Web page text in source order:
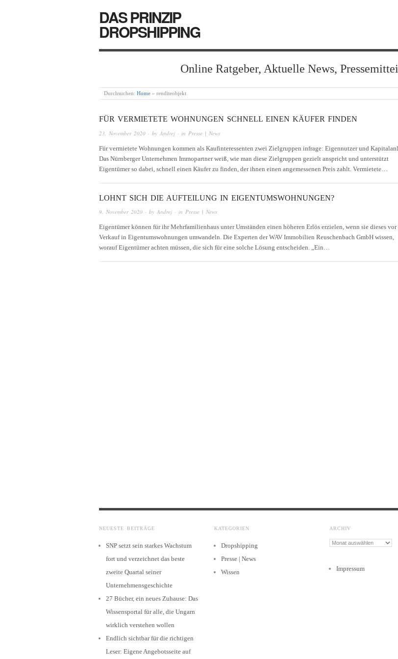
DAS PRINZIP
DROPSHIPPING
Online Ratgeber, Aktuelle News,
Durchsuchen: Home » renditeobjekt
FÜR VERMIETETE WOHNUNGEN SCHNELL EINEN KÄUFER FINDEN
23. November 2020 · by Andrej · in Presse | News
Für vermietete Wohnungen kommen als Kaufinteressenten zwei Zielgruppen infrage: Eigennutzer und
Das Nürnberger Unternehmen Immopartner weiß, wie man diese Zielgruppen gezielt anspricht und unterstützt
Eigentümer so dabei, schnell einen Käufer zu finden, der ihnen einen angemessenen Preis zahlt. Vermietete…
LOHNT SICH DIE AUFTEILUNG IN EIGENTUMSWOHNUNGEN?
9. November 2020 · by Andrej · in Presse | News
Eigentümer können für ihr Mehrfamilienhaus unter Umständen einen höheren Erlös erzielen, wenn sie dieses vor
Verkauf in Eigentumswohnungen umwandeln. Die Experten der WAV Immobilien Reuschenbach GmbH wissen,
worauf Eigentümer achten müssen, die sich für eine solche Lösung entscheiden. „Ein…
NEUESTE BEITRÄGE
SNP setzt sein starkes Wachstum
fort und verzeichnet das beste
zweite Quartal seiner
Unternehmensgeschichte
27 Bücher, ein neues Zuhause: Das
Wissensportal für alle, die Ungarn
wirklich verstehen wollen
Endlich sichtbar für die richtigen
Leser: Eigene Angebotsseite auf
KATEGORIEN
Dropshipping
Presse | News
Wissen
ARCHIV
Archiv
Impressum